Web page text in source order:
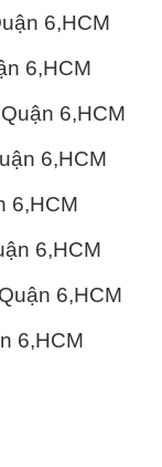
6,HCM
6,HCM
6,HCM
6,HCM
6,HCM
6,HCM
6,HCM
6,HCM